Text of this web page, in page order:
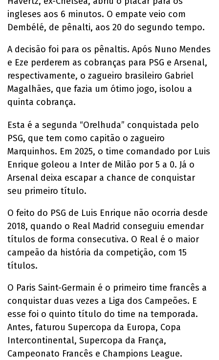
ingleses aos 6 minutos. O empate veio com
Dembélé, de pênalti, aos 20 do segundo tempo.
A decisão foi para os pênaltis. Após Nuno Mendes
e Eze perderem as cobranças para PSG e Arsenal,
respectivamente, o zagueiro brasileiro Gabriel
Magalhães, que fazia um ótimo jogo, isolou a
quinta cobrança.
Esta é a segunda “Orelhuda” conquistada pelo
PSG, que tem como capitão o zagueiro
Marquinhos. Em 2025, o time comandado por Luis
Enrique goleou a Inter de Milão por 5 a 0. Já o
Arsenal deixa escapar a chance de conquistar
seu primeiro título.
O feito do PSG de Luis Enrique não ocorria desde
2018, quando o Real Madrid conseguiu emendar
títulos de forma consecutiva. O Real é o maior
campeão da história da competição, com 15
títulos.
O Paris Saint-Germain é o primeiro time francês a
conquistar duas vezes a Liga dos Campeões. E
esse foi o quinto título do time na temporada.
Antes, faturou Supercopa da Europa, Copa
Intercontinental, Supercopa da França,
Campeonato Francês e Champions League.